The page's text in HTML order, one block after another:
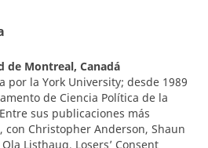
de Montreal, Canadá
por la York University; desde 1989
de Ciencia Política de la
sus publicaciones más
con Christopher Anderson, Shaun
Listhaug, Losers’ Consent